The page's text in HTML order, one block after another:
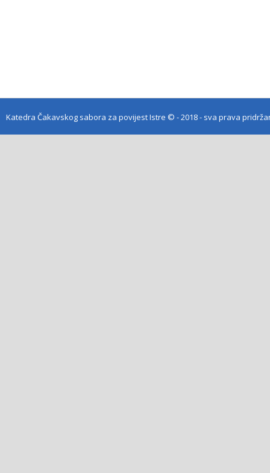
Katedra Čakavskog sabora za povijest Istre © - 2018 - sva prava